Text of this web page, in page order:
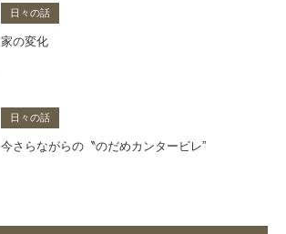
日々の話
家の変化
日々の話
今さらながらの〝のだめカンタービレ”